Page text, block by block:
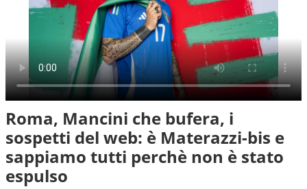
Roma, Mancini che bufera, i
sospetti del web: è Materazzi-bis e
sappiamo tutti perchè non è stato
espulso